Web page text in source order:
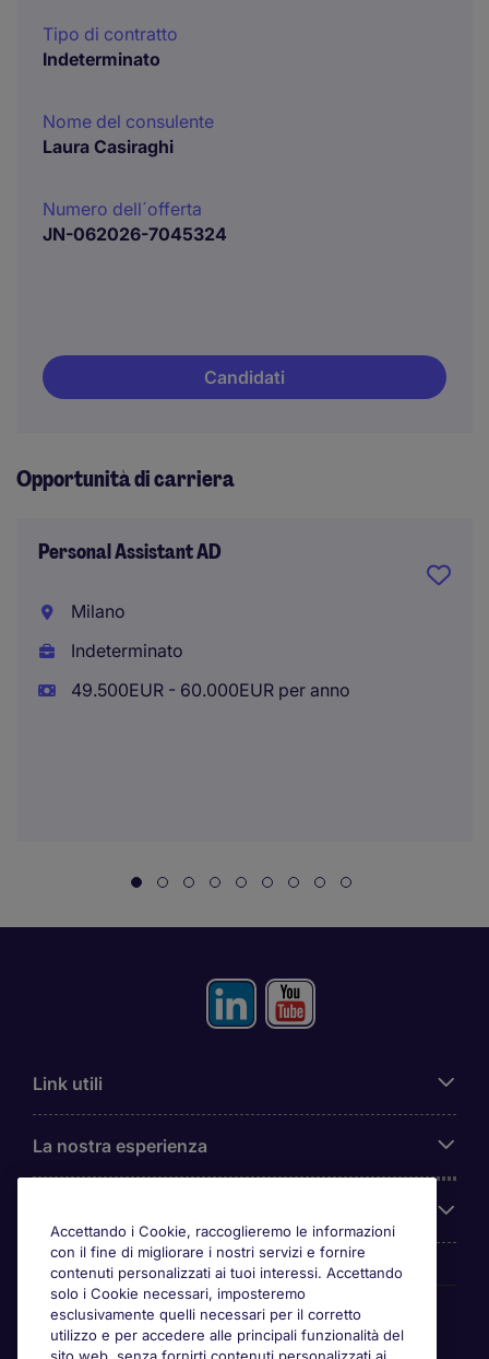
Tipo di contratto
Indeterminato
Nome del consulente
Laura Casiraghi
Numero dell´offerta
JN-062026-7045324
Candidati
Opportunità di carriera
Personal Assistant AD
Milano
Indeterminato
49.500EUR - 60.000EUR per anno
Link utili
La nostra esperienza
Awards
Accettando i Cookie, raccoglieremo le informazioni
con il fine di migliorare i nostri servizi e fornire
contenuti personalizzati ai tuoi interessi. Accettando
solo i Cookie necessari, imposteremo
esclusivamente quelli necessari per il corretto
utilizzo e per accedere alle principali funzionalità del